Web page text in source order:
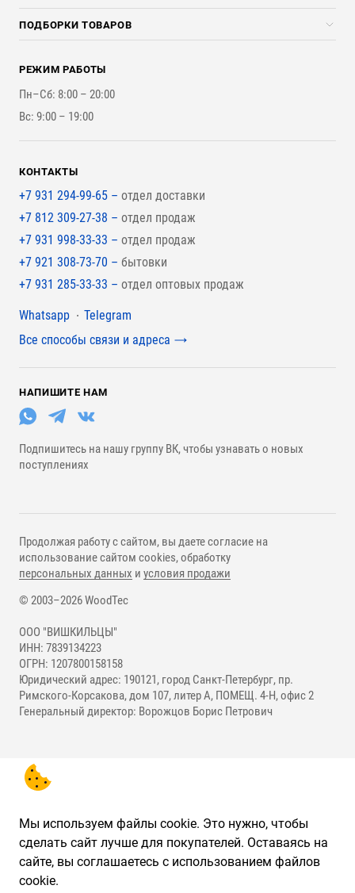
Доставка и разгрузка
Оплата и Возврат
Наши работы
Погонажные изделия
Брикеты, Дрова, Стружка
Стройматериалы
Инструменты
ПОДБОРКИ ТОВАРОВ
Для бутерброда стены
Для наружной отделки
Для покрытия крыши
РЕЖИМ РАБОТЫ
Пн–Сб: 8:00 – 20:00
Вс: 9:00 – 19:00
КОНТАКТЫ
+7 931 294-99-65 – отдел доставки
+7 812 309-27-38 – отдел продаж
+7 931 998-33-33 – отдел продаж
+7 921 308-73-70 – бытовки
+7 931 285-33-33 – отдел оптовых продаж
Мессенджеры
Whatsapp
Telegram
Все способы связи и адреса
НАПИШИТЕ НАМ
Подпишитесь на нашу группу ВК, чтобы узнавать о новых
поступлениях
© 2003–2026 WoodTec
ООО "ВИШКИЛЬЦЫ"
ИНН: 7839134223
ОГРН: 1207800158158
Юридический адрес: 190121, город Санкт-Петербург, пр.
Римского-Корсакова, дом 107, литер А, ПОМЕЩ. 4-Н, офис 2
Генеральный директор: Ворожцов Борис Петрович
Продолжая работу с сайтом, вы даете согласие на
использование сайтом cookies, обработку
персональных данных и условия продажи
Мы используем файлы cookie. Это нужно, чтобы
сделать сайт лучше для покупателей. Оставаясь на
сайте, вы соглашаетесь с использованием файлов
cookie.